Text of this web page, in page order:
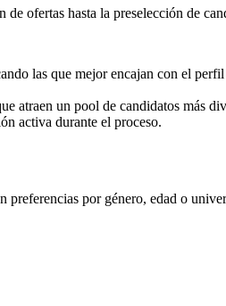
ofertas hasta la preselección de
las que mejor encajan con el
atraen un pool de candidatos más
activa durante el proceso.
por género, edad o